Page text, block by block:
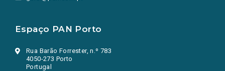
Espaço PAN Porto
Rua Barão Forrester, n.º 783
4050-273 Porto
Portugal